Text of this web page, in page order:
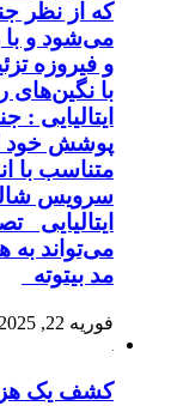
و فیروزه
با
پوشش خود
متناسب با
سرویس
می‌تواند
مد بیتوته
فوریه 22, 2025
کشف یک هزار و ۱۰۰ تن سیب زمینی